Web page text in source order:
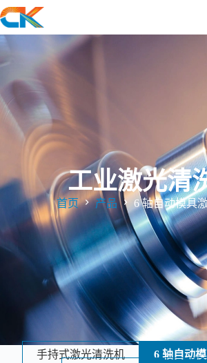
工业激光清
首页 产品 6 轴自动模具
手持式激光清洗机
6 轴自动